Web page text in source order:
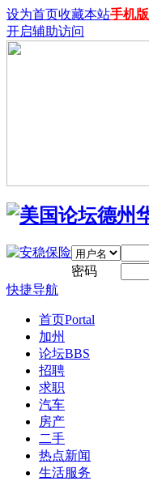
设为首页收藏本站手机版
开启辅助访问
密码
快捷导航
首页Portal
加州
论坛BBS
招聘
求职
汽车
房产
二手
热点新闻
生活服务